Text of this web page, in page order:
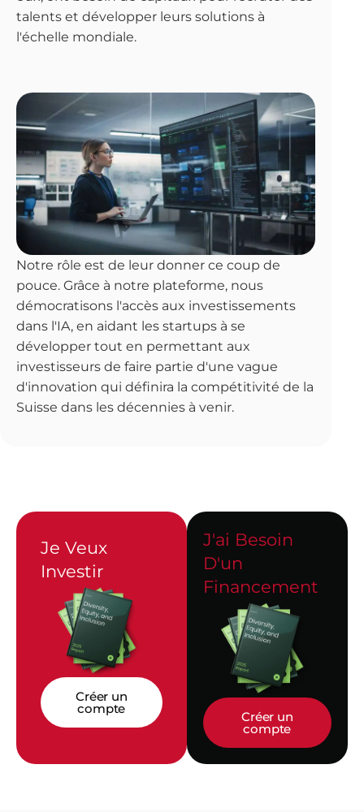
talents et développer leurs solutions à
l'échelle mondiale.
Notre rôle est de leur donner ce coup de
pouce. Grâce à notre plateforme, nous
démocratisons l'accès aux investissements
dans l'IA, en aidant les startups à se
développer tout en permettant aux
investisseurs de faire partie d'une vague
d'innovation qui définira la compétitivité de la
Suisse dans les décennies à venir.
Je Veux
Investir
Créer un
compte
J'ai Besoin
D'un
Financement
Créer un
compte